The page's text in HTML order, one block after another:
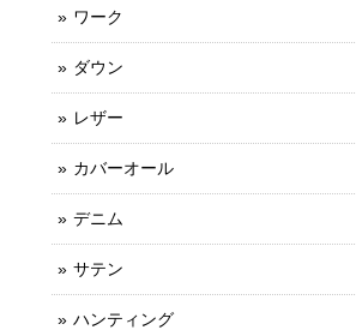
ワーク
ダウン
レザー
カバーオール
デニム
サテン
ハンティング